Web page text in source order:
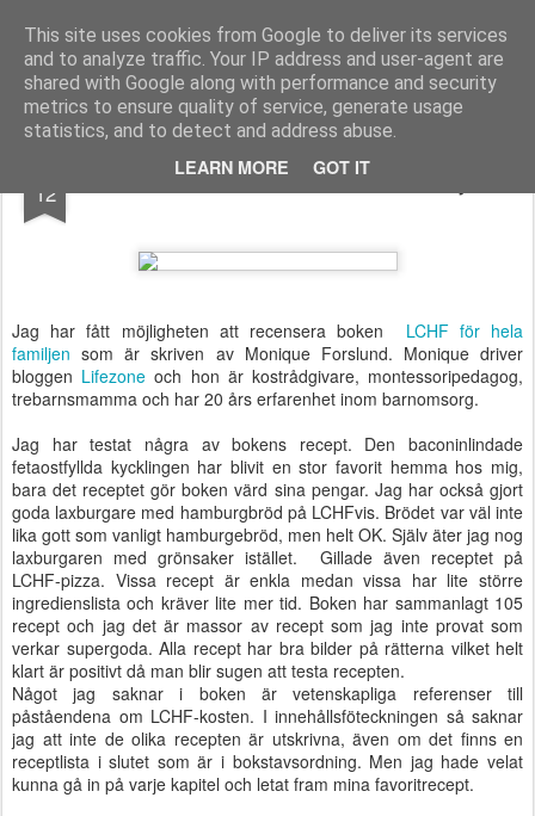
This site uses cookies from Google to deliver its services
and to analyze traffic. Your IP address and user-agent are
shared with Google along with performance and security
metrics to ensure quality of service, generate usage
statistics, and to detect and address abuse.
LEARN MORE GOT IT
Functional Fitness by Mattias - Träningsinspiration & träningsfilmer
Pages
12 Recension av LCHF för hela familjen
Jag har fått möjligheten att recensera boken LCHF för hela
familjen som är skriven av Monique Forslund. Monique driver
bloggen Lifezone och hon är kostrådgivare, montessoripedagog,
trebarnsmamma och har 20 års erfarenhet inom barnomsorg.
Jag har testat några av bokens recept. Den baconinlindade
fetaostfyllda kycklingen har blivit en stor favorit hemma hos mig,
bara det receptet gör boken värd sina pengar. Jag har också gjort
goda laxburgare med hamburgbröd på LCHFvis. Brödet var väl inte
lika gott som vanligt hamburgebröd, men helt OK. Själv äter jag nog
laxburgaren med grönsaker istället. Gillade även receptet på
LCHF-pizza. Vissa recept är enkla medan vissa har lite större
ingredienslista och kräver lite mer tid. Boken har sammanlagt 105
recept och jag det är massor av recept som jag inte provat som
verkar supergoda. Alla recept har bra bilder på rätterna vilket helt
klart är positivt då man blir sugen att testa recepten.
Något jag saknar i boken är vetenskapliga referenser till
påståendena om LCHF-kosten. I innehållsföteckningen så saknar
jag att inte de olika recepten är utskrivna, även om det finns en
receptlista i slutet som är i bokstavsordning. Men jag hade velat
kunna gå in på varje kapitel och letat fram mina favoritrecept.